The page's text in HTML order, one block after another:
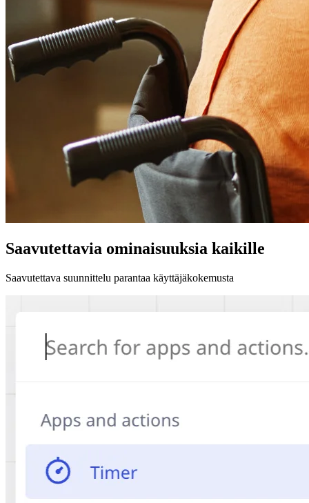
Saavutettavia ominaisuuksia kaikille
Saavutettava suunnittelu parantaa käyttäjäkokemusta